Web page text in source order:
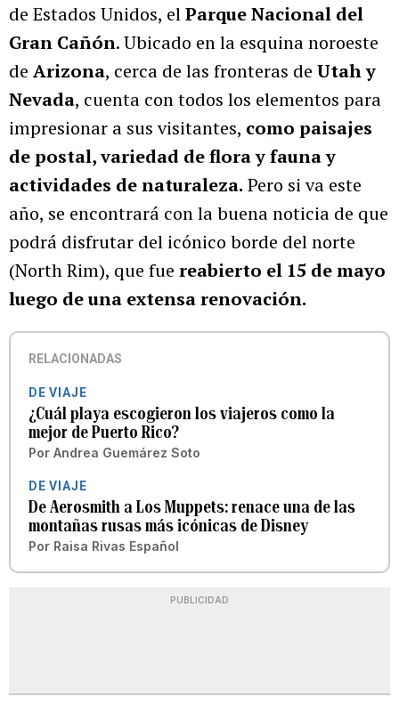
de Estados Unidos, elParque Nacional del
Gran Cañón. Ubicado en la esquina noroeste
de Arizona, cerca de las fronteras de Utah y
Nevada, cuenta con todos los elementos para
impresionar a sus visitantes, como paisajes
de postal, variedad de flora y fauna y
actividades de naturaleza. Pero si va este
año, se encontrará con la buena noticia de que
podrá disfrutar del icónico borde del norte
(North Rim), que fue reabierto el 15 de mayo
luego de una extensa renovación.
RELACIONADAS
DE VIAJE
¿Cuál playa escogieron los viajeros como la
mejor de Puerto Rico?
Por Andrea Guemárez Soto
DE VIAJE
De Aerosmith a Los Muppets: renace una de las
montañas rusas más icónicas de Disney
Por Raisa Rivas Español
PUBLICIDAD